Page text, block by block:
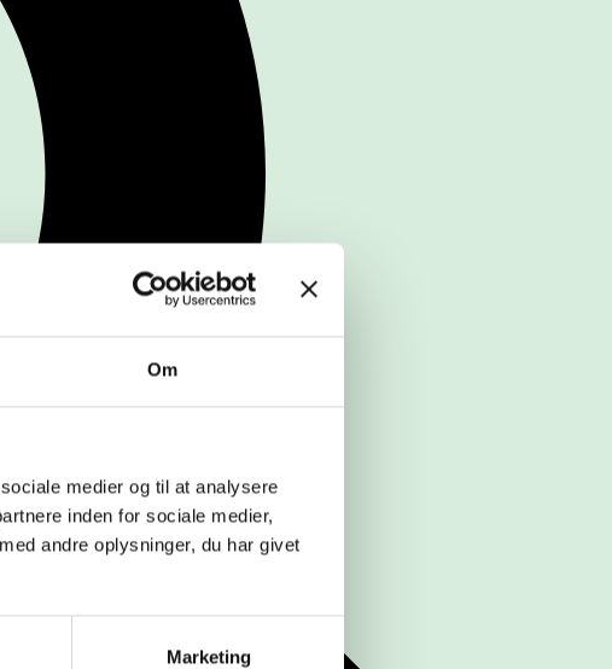
Om
medier og til at analysere
inden for sociale medier,
andre oplysninger, du har givet
Marketing